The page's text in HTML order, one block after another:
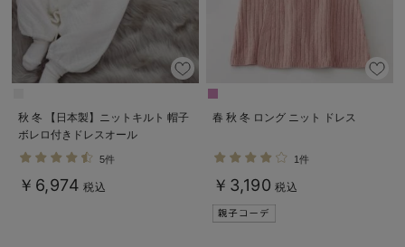
秋 冬 【日本製】ニットキルト 帽子
ボレロ付きドレスオール
5件
￥6,974 税込
春 秋 冬 ロング ニット ドレス
1件
￥3,190 税込